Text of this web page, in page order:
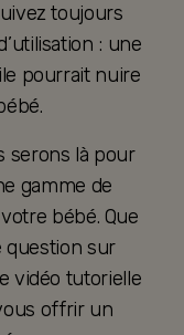
toujours
: une
pourrait nuire
serons là pour
gamme de
bébé. Que
question sur
vidéo tutorielle
offrir un